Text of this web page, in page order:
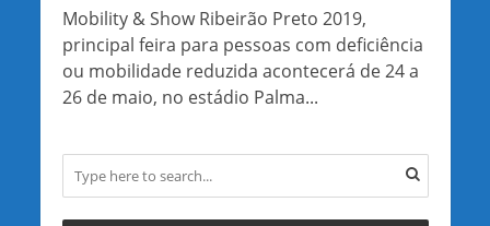
Mobility & Show Ribeirão Preto 2019,
principal feira para pessoas com deficiência
ou mobilidade reduzida acontecerá de 24 a
26 de maio, no estádio Palma...